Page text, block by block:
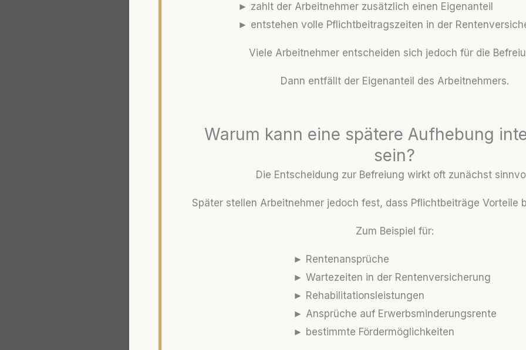
► zahlt der Arbeitnehmer zusätzlich einen Eigenanteil
► entstehen volle Pflichtbeitragszeiten in der
Viele Arbeitnehmer entscheiden sich jedoch für die
Dann entfällt der Eigenanteil des Arbeitnehmers.
Warum kann eine spätere Aufhebung
sein?
Die Entscheidung zur Befreiung wirkt oft zunächst
Später stellen Arbeitnehmer jedoch fest, dass Pflichtbeiträge Vorteile
Zum Beispiel für:
► Rentenansprüche
► Wartezeiten in der Rentenversicherung
► Rehabilitationsleistungen
► Ansprüche auf Erwerbsminderungsrente
► bestimmte Fördermöglichkeiten